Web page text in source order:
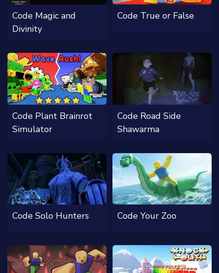
Code Magic and
Divinity
Code True or False
Code Plant Brainrot
Simulator
Code Road Side
Shawarma
Code Solo Hunters Code Your Zoo